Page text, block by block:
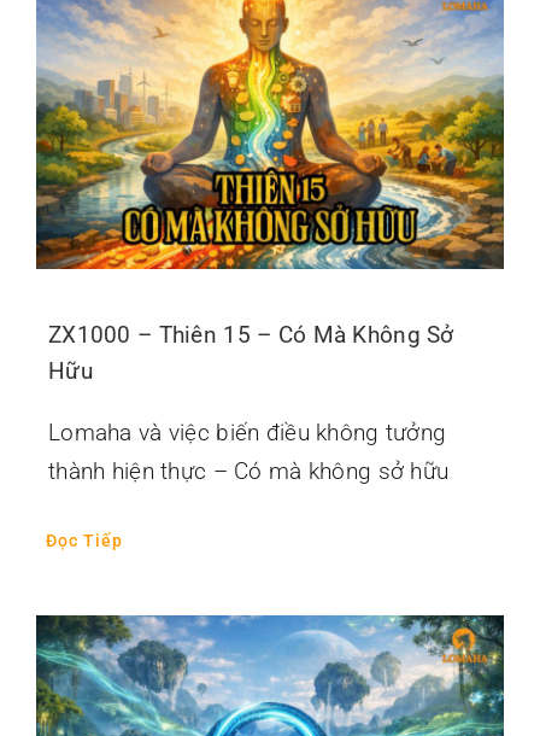
ZX1000 – Thiên 15 – Có Mà Không Sở
Hữu
Lomaha và việc biến điều không tưởng
thành hiện thực – Có mà không sở hữu
Đọc Tiếp